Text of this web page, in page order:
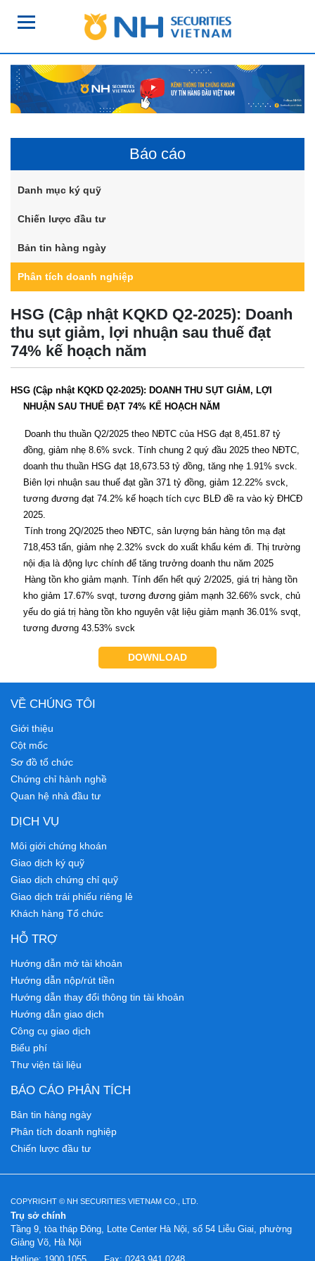
Báo cáo
Danh mục ký quỹ
Chiến lược đầu tư
Bản tin hàng ngày
Phân tích doanh nghiệp
HSG (Cập nhật KQKD Q2-2025): Doanh
thu sụt giảm, lợi nhuận sau thuế đạt
74% kế hoạch năm
HSG (Cập nhật KQKD Q2-2025): DOANH THU SỤT GIẢM, LỢI
NHUẬN SAU THUẾ ĐẠT 74% KẾ HOẠCH NĂM
Doanh thu thuần Q2/2025 theo NĐTC của HSG đạt 8,451.87 tỷ
đồng, giảm nhẹ 8.6% svck. Tính chung 2quý đầu 2025theo NĐTC,
doanh thu thuần HSGđạt 18,673.53tỷ đồng,tăng nhẹ 1.91%svck.
Biên lợi nhuận sau thuế đạt gần 371tỷ đồng,giảm 12.22%svck,
tương đương đạt74.2% kế hoạch tích cực BLĐđề ra vào kỳ ĐHCĐ
2025.
Tính trong 2Q/2025 theo NĐTC, sản lượng bán hàng tôn mạ đạt
718,453 tấn, giảm nhẹ 2.32% svck do xuất khẩu kém đi. Thị trường
nội địa là động lực chính để tăng trưởng doanh thu năm 2025
Hàng tồn kho giảm mạnh. Tính đến hết quý 2/2025, giá trị hàng tồn
kho giảm 17.67%svqt,tương đương giảm mạnh 32.66%svck,chủ
yếu dogiá trị hàng tồn kho nguyên vật liệu giảm mạnh 36.01%svqt,
tương đương 43.53%svck
DOWNLOAD
VỀ CHÚNG TÔI
Giới thiệu
Cột mốc
Sơ đồ tổ chức
Chứng chỉ hành nghề
Quan hệ nhà đầu tư
DỊCH VỤ
Môi giới chứng khoán
Giao dịch ký quỹ
Giao dịch chứng chỉ quỹ
Giao dịch trái phiếu riêng lẻ
Khách hàng Tổ chức
HỖ TRỢ
Hướng dẫn mở tài khoản
Hướng dẫn nộp/rút tiền
Hướng dẫn thay đổi thông tin tài khoản
Hướng dẫn giao dịch
Công cụ giao dịch
Biểu phí
Thư viện tài liệu
BÁO CÁO PHÂN TÍCH
Bản tin hàng ngày
Phân tích doanh nghiệp
Chiến lược đầu tư
COPYRIGHT © NH SECURITIES VIETNAM CO., LTD.
Trụ sở chính
Tầng 9, tòa tháp Đông, Lotte Center Hà Nội, số 54 Liễu Giai, phường
Giảng Võ, Hà Nội